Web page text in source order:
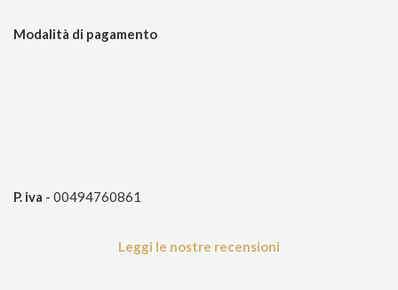
Modalità di pagamento
P. iva - 00494760861
Leggi le nostre recensioni